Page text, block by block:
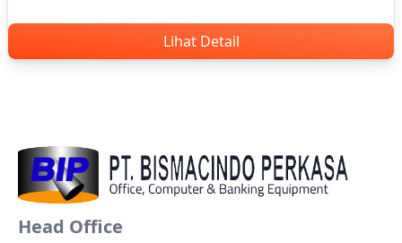
Lihat Detail
Head Office